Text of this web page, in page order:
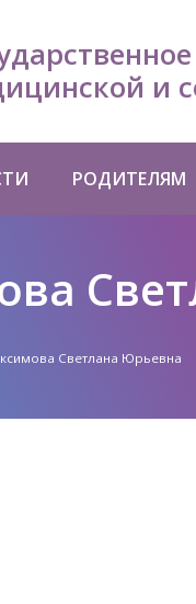
и
РОДИТЕЛЯМ
Светлана Юрьевна